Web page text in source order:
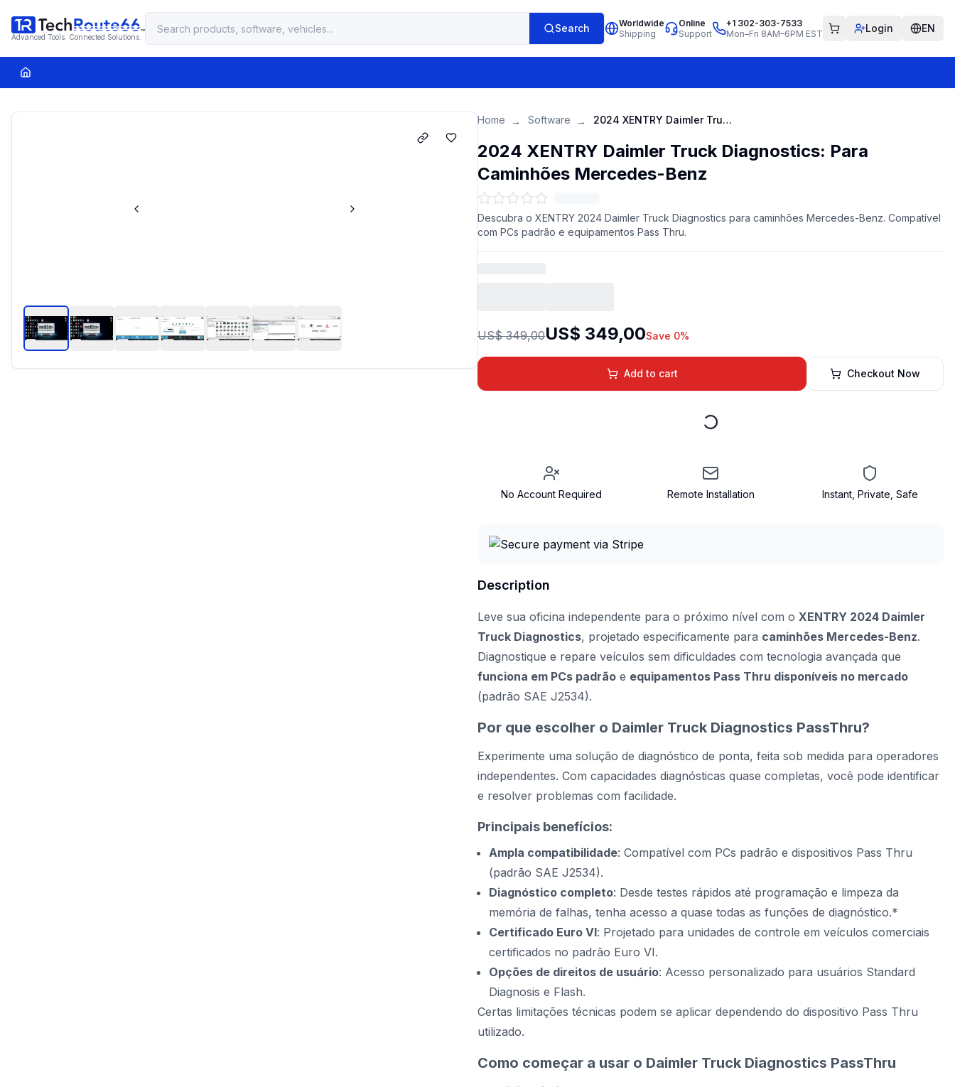
Advanced Tools. Connected Solutions.
Search
Worldwide
Shipping
Online
Support
+1 302-303-7533
Mon–Fri 8AM–6PM EST
Login EN
Home → Software → 2024 XENTRY Daimler Truck Diagnostics: Para Caminhões Mercedes-Benz
2024 XENTRY Daimler Truck Diagnostics: Para
Caminhões Mercedes-Benz
Descubra o XENTRY 2024 Daimler Truck Diagnostics para caminhões Mercedes-Benz. Compatível
com PCs padrão e equipamentos Pass Thru.
US$ 349,00US$ 349,00Save 0%
Add to cart Checkout Now
No Account Required Remote Installation Instant, Private, Safe
Description
Leve sua oficina independente para o próximo nível com o XENTRY 2024 Daimler
Truck Diagnostics, projetado especificamente para caminhões Mercedes-Benz.
Diagnostique e repare veículos sem dificuldades com tecnologia avançada que
funciona em PCs padrão e equipamentos Pass Thru disponíveis no mercado
(padrão SAE J2534).
Por que escolher o Daimler Truck Diagnostics PassThru?
Experimente uma solução de diagnóstico de ponta, feita sob medida para operadores
independentes. Com capacidades diagnósticas quase completas, você pode identificar
e resolver problemas com facilidade.
Principais benefícios:
Ampla compatibilidade: Compatível com PCs padrão e dispositivos Pass Thru
(padrão SAE J2534).
Diagnóstico completo: Desde testes rápidos até programação e limpeza da
memória de falhas, tenha acesso a quase todas as funções de diagnóstico.*
Certificado Euro VI: Projetado para unidades de controle em veículos comerciais
certificados no padrão Euro VI.
Opções de direitos de usuário: Acesso personalizado para usuários Standard
Diagnosis e Flash.
Certas limitações técnicas podem se aplicar dependendo do dispositivo Pass Thru
utilizado.
Como começar a usar o Daimler Truck Diagnostics PassThru